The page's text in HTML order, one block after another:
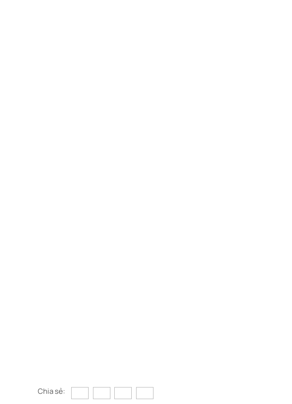
Chia sẻ: